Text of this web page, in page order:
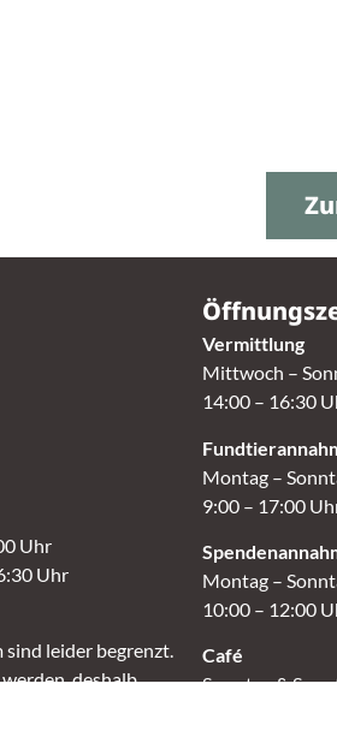
Uhr
Uhr
leider begrenzt.
deshalb
Vermittlung
Mittwoch –
14:00 – 16:30
Montag –
9:00 – 17:00
Montag –
10:00 – 12:00
Café
Samstag &